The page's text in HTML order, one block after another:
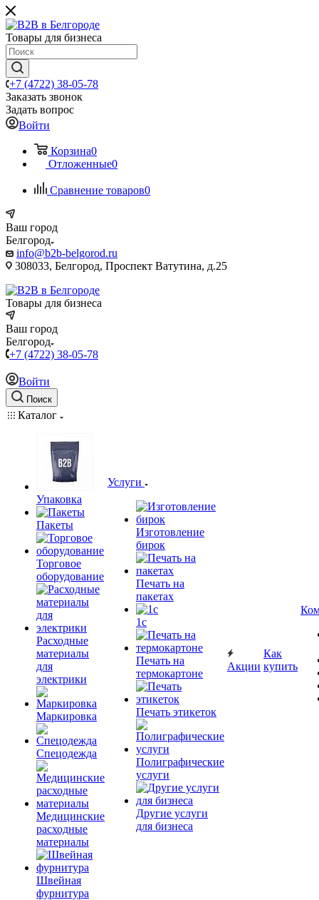
Товары для бизнеса
+7 (4722) 38-05-78
Заказать звонок
Задать вопрос
Войти
Корзина0
Отложенные0
Сравнение товаров0
Ваш город
Белгород
info@b2b-belgorod.ru
308033, Белгород, Проспект Ватутина, д.25
Товары для бизнеса
Ваш город
Белгород
+7 (4722) 38-05-78
Войти
Поиск
Каталог
Упаковка
Пакеты
Торговое
оборудование
Расходные
материалы
для
электрики
Маркировка
Спецодежда
Медицинские
расходные
материалы
Швейная
фурнитура
Услуги
Изготовление
бирок
Печать на
пакетах
1c
Печать на
термокартоне
Печать этикеток
Полиграфические
услуги
Другие услуги
для бизнеса
Акции
Как
купить